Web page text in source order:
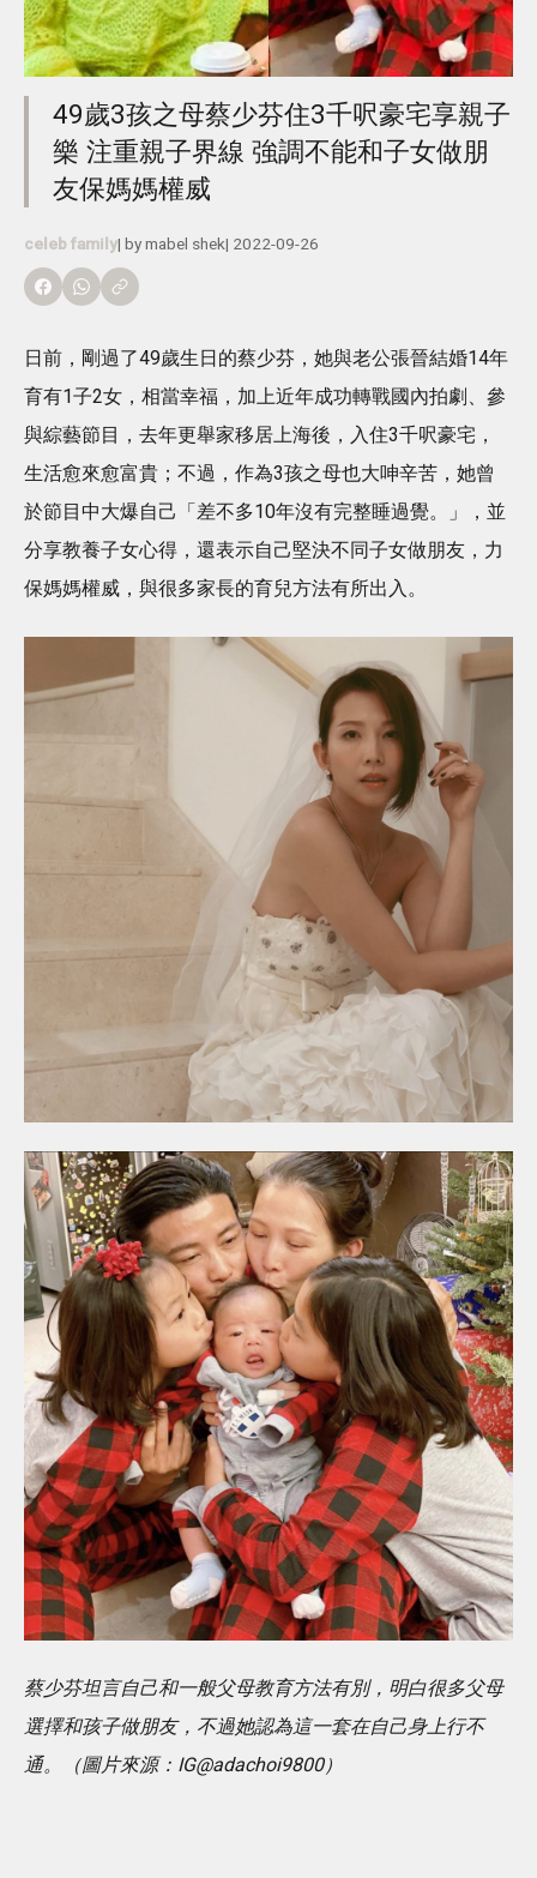
49歲3孩之母蔡少芬住3千呎豪宅享親子
樂 注重親子界線 強調不能和子女做朋
友保媽媽權威
celeb family| bymabel shek| 2022-09-26
日前，剛過了49歲生日的蔡少芬，她與老公張晉結婚14年
育有1子2女，相當幸福，加上近年成功轉戰國內拍劇、參
與綜藝節目，去年更舉家移居上海後，入住3千呎豪宅，
生活愈來愈富貴；不過，作為3孩之母也大呻辛苦，她曾
於節目中大爆自己「差不多10年沒有完整睡過覺。」，並
分享教養子女心得，還表示自己堅決不同子女做朋友，力
保媽媽權威，與很多家長的育兒方法有所出入。
蔡少芬坦言自己和一般父母教育方法有別，明白很多父母
選擇和孩子做朋友，不過她認為這一套在自己身上行不
通。（圖片來源：IG@adachoi9800）